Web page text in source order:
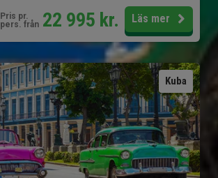
Pris pr.
pers. från 22 995 kr. Läs mer
Kuba